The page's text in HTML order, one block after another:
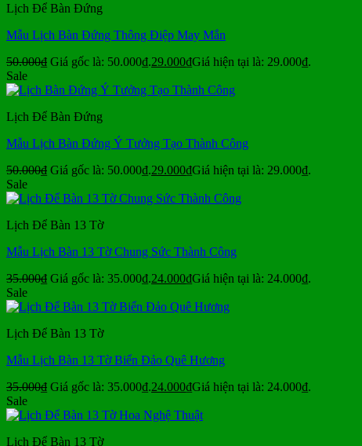
Lịch Để Bàn Đứng
Mẫu Lịch Bàn Đứng Thông Điệp May Mắn
50.000₫ Giá gốc là: 50.000₫.29.000₫Giá hiện tại là: 29.000₫.
Sale
Lịch Để Bàn Đứng
Mẫu Lịch Bàn Đứng Ý Tưởng Tạo Thành Công
50.000₫ Giá gốc là: 50.000₫.29.000₫Giá hiện tại là: 29.000₫.
Sale
Lịch Để Bàn 13 Tờ
Mẫu Lịch Bàn 13 Tờ Chung Sức Thành Công
35.000₫ Giá gốc là: 35.000₫.24.000₫Giá hiện tại là: 24.000₫.
Sale
Lịch Để Bàn 13 Tờ
Mẫu Lịch Bàn 13 Tờ Biển Đảo Quê Hương
35.000₫ Giá gốc là: 35.000₫.24.000₫Giá hiện tại là: 24.000₫.
Sale
Lịch Để Bàn 13 Tờ